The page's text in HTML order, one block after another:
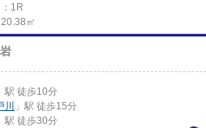
1R
㎡
駅 徒歩10分
川
」駅 徒歩15分
駅 徒歩30分